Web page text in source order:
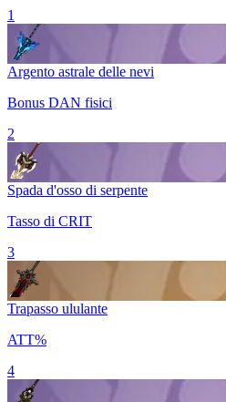
1
Argento astrale delle nevi
Bonus DAN fisici
2
Spada d'osso di serpente
Tasso di CRIT
3
Trapasso ululante
ATT%
4